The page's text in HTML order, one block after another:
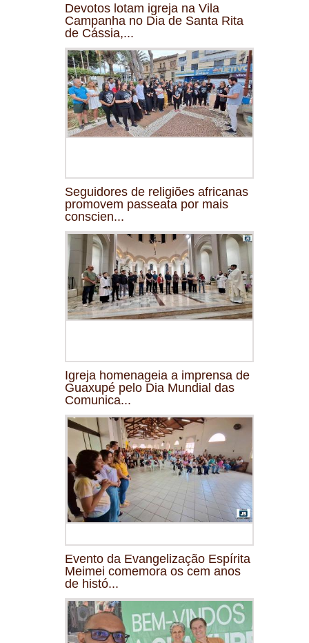
Devotos lotam igreja na Vila
Campanha no Dia de Santa Rita
de Cássia,...
Seguidores de religiões africanas
promovem passeata por mais
conscien...
Igreja homenageia a imprensa de
Guaxupé pelo Dia Mundial das
Comunica...
Evento da Evangelização Espírita
Meimei comemora os cem anos
de histó...